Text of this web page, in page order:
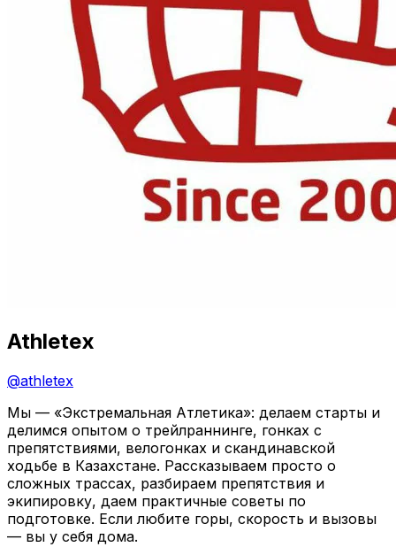
Athletex
@athletex
Мы — «Экстремальная Атлетика»: делаем старты и
делимся опытом о трейлраннинге, гонках с
препятствиями, велогонках и скандинавской
ходьбе в Казахстане. Рассказываем просто о
сложных трассах, разбираем препятствия и
экипировку, даем практичные советы по
подготовке. Если любите горы, скорость и вызовы
— вы у себя дома.